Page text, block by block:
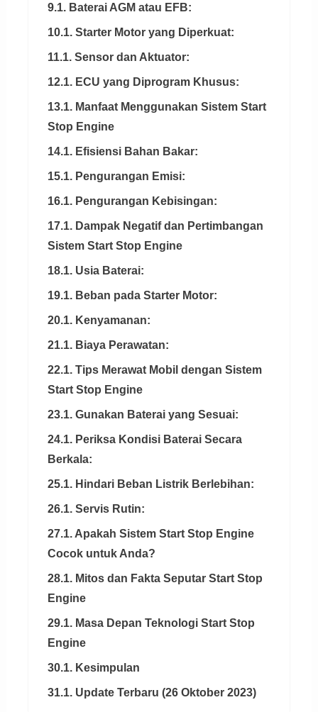
9.1. Baterai AGM atau EFB:
10.1. Starter Motor yang Diperkuat:
11.1. Sensor dan Aktuator:
12.1. ECU yang Diprogram Khusus:
13.1. Manfaat Menggunakan Sistem Start
Stop Engine
14.1. Efisiensi Bahan Bakar:
15.1. Pengurangan Emisi:
16.1. Pengurangan Kebisingan:
17.1. Dampak Negatif dan Pertimbangan
Sistem Start Stop Engine
18.1. Usia Baterai:
19.1. Beban pada Starter Motor:
20.1. Kenyamanan:
21.1. Biaya Perawatan:
22.1. Tips Merawat Mobil dengan Sistem
Start Stop Engine
23.1. Gunakan Baterai yang Sesuai:
24.1. Periksa Kondisi Baterai Secara
Berkala:
25.1. Hindari Beban Listrik Berlebihan:
26.1. Servis Rutin:
27.1. Apakah Sistem Start Stop Engine
Cocok untuk Anda?
28.1. Mitos dan Fakta Seputar Start Stop
Engine
29.1. Masa Depan Teknologi Start Stop
Engine
30.1. Kesimpulan
31.1. Update Terbaru (26 Oktober 2023)